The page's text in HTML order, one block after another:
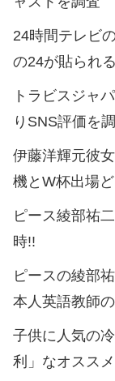
24時間テレビ
の24が貼られ
トラビスジャ
りSNS評価を
伊藤洋輝元彼
機とW杯出場
ピース綾部祐
時!!
ピースの綾部
本人英語教師
子供に人気の
利」なオスス